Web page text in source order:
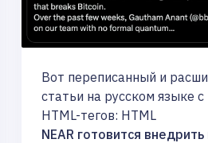
Вот переписанный и
статьи на русском языке
HTML-тегов: HTML
NEAR готовится